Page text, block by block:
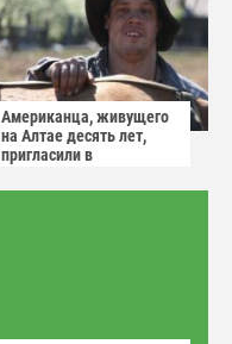
Американца, живущего
на Алтае десять лет,
пригласили в